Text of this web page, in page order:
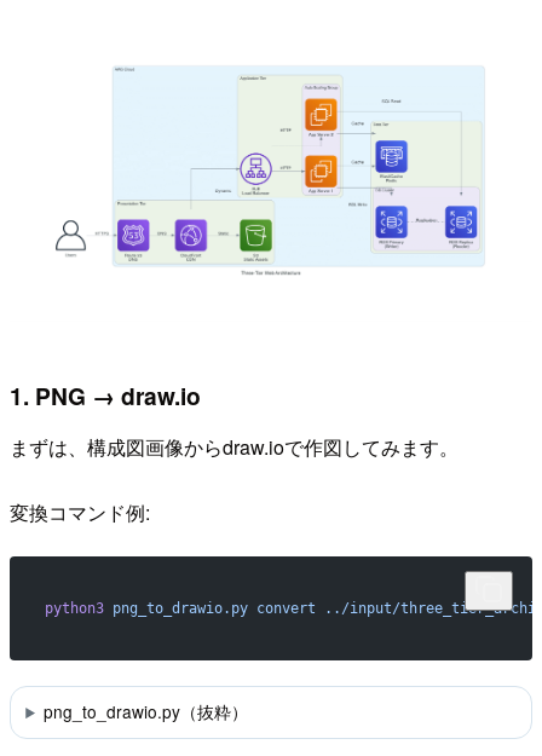
1. PNG → draw.io
まずは、構成図画像からdraw.ioで作図してみます。
変換コマンド例:
python3 png_to_drawio.py convert ../input/
png_to_drawio.py（抜粋）